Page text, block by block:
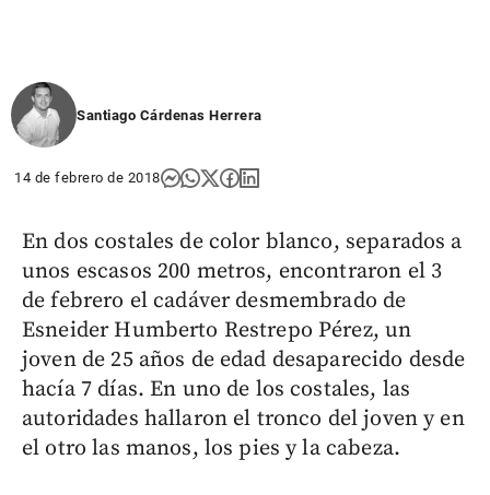
Santiago Cárdenas Herrera
14 de febrero de 2018
En dos costales de color blanco, separados a
unos escasos 200 metros, encontraron el 3
de febrero el cadáver desmembrado de
Esneider Humberto Restrepo Pérez, un
joven de 25 años de edad desaparecido desde
hacía 7 días. En uno de los costales, las
autoridades hallaron el tronco del joven y en
el otro las manos, los pies y la cabeza.